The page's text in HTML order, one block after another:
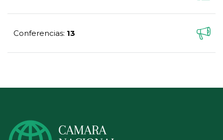
Conferencias: 13